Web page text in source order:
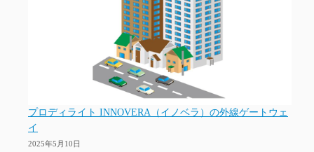
プロディライト INNOVERA（イノベラ）の外線ゲートウェ
イ
2025年5月10日